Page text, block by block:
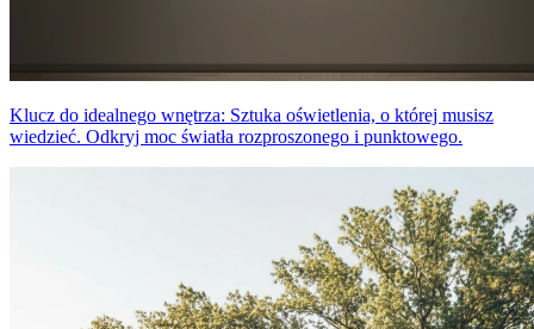
Klucz do idealnego wnętrza: Sztuka oświetlenia, o której musisz
wiedzieć. Odkryj moc światła rozproszonego i punktowego.